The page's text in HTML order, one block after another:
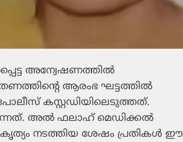
അന്വേഷണത്തില്‍
ആരംഭ ഘട്ടത്തില്‍
കസ്റ്റഡിയിലെടുത്തത്.
അല്‍ ഫലാഹ് മെഡിക്കല്‍
നടത്തിയ ശേഷം പ്രതികള്‍ ഈ